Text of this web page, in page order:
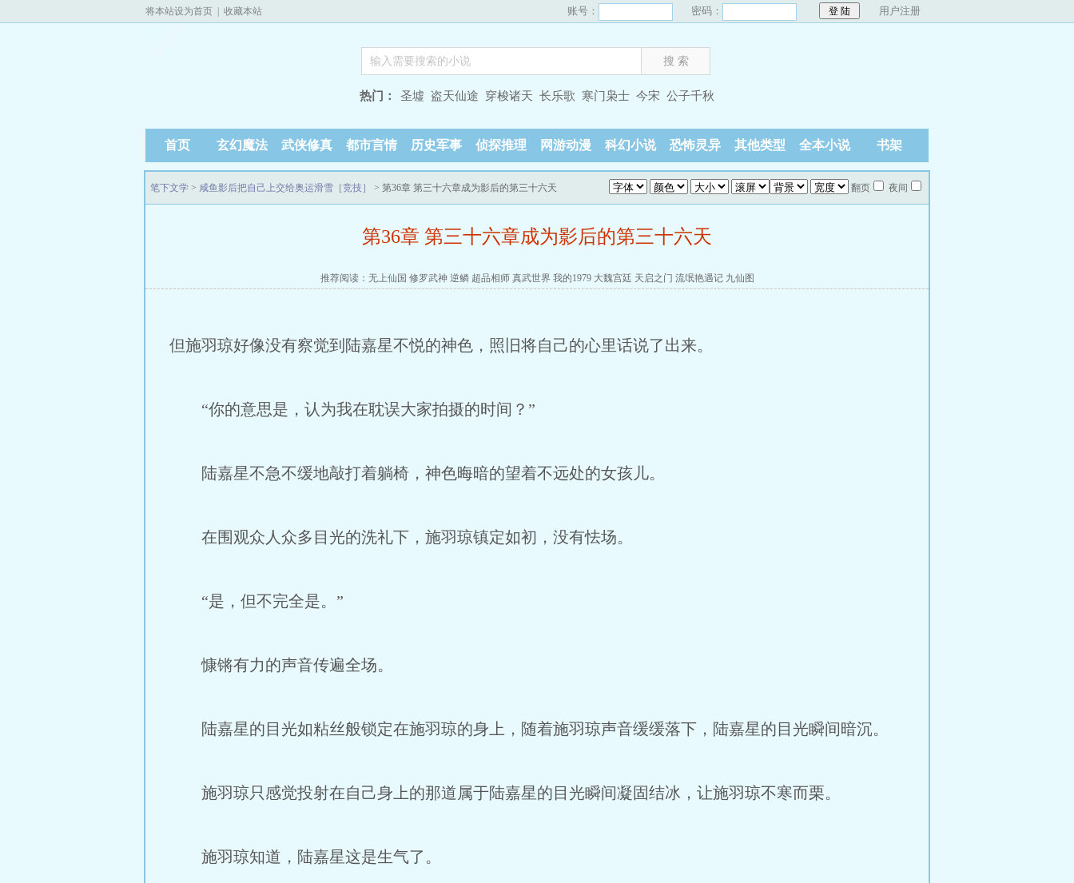
将本站设为首页 收藏本站 账号： 密码： 用户注册
热门： 圣墟 盗天仙途 穿梭诸天 长乐歌 寒门枭士 今宋 公子千秋
首页 玄幻魔法 武侠修真 都市言情 历史军事 侦探推理 网游动漫 科幻小说 恐怖灵异 其他类型 全本小说 书架
笔下文学 > 咸鱼影后把自己上交给奥运滑雪［竞技］ > 第36章 第三十六章成为影后的第三十六天 翻页 夜间
第36章 第三十六章成为影后的第三十六天
推荐阅读： 无上仙国 修罗武神 逆鳞 超品相师 真武世界 我的1979 大魏宫廷 天启之门 流氓艳遇记 九仙图
但施羽琼好像没有察觉到陆嘉星不悦的神色，照旧将自己的心里话说了出来。
“你的意思是，认为我在耽误大家拍摄的时间？”
陆嘉星不急不缓地敲打着躺椅，神色晦暗的望着不远处的女孩儿。
在围观众人众多目光的洗礼下，施羽琼镇定如初，没有怯场。
“是，但不完全是。”
慷锵有力的声音传遍全场。
陆嘉星的目光如粘丝般锁定在施羽琼的身上，随着施羽琼声音缓缓落下，陆嘉星的目光瞬间暗沉。
施羽琼只感觉投射在自己身上的那道属于陆嘉星的目光瞬间凝固结冰，让施羽琼不寒而栗。
施羽琼知道，陆嘉星这是生气了。